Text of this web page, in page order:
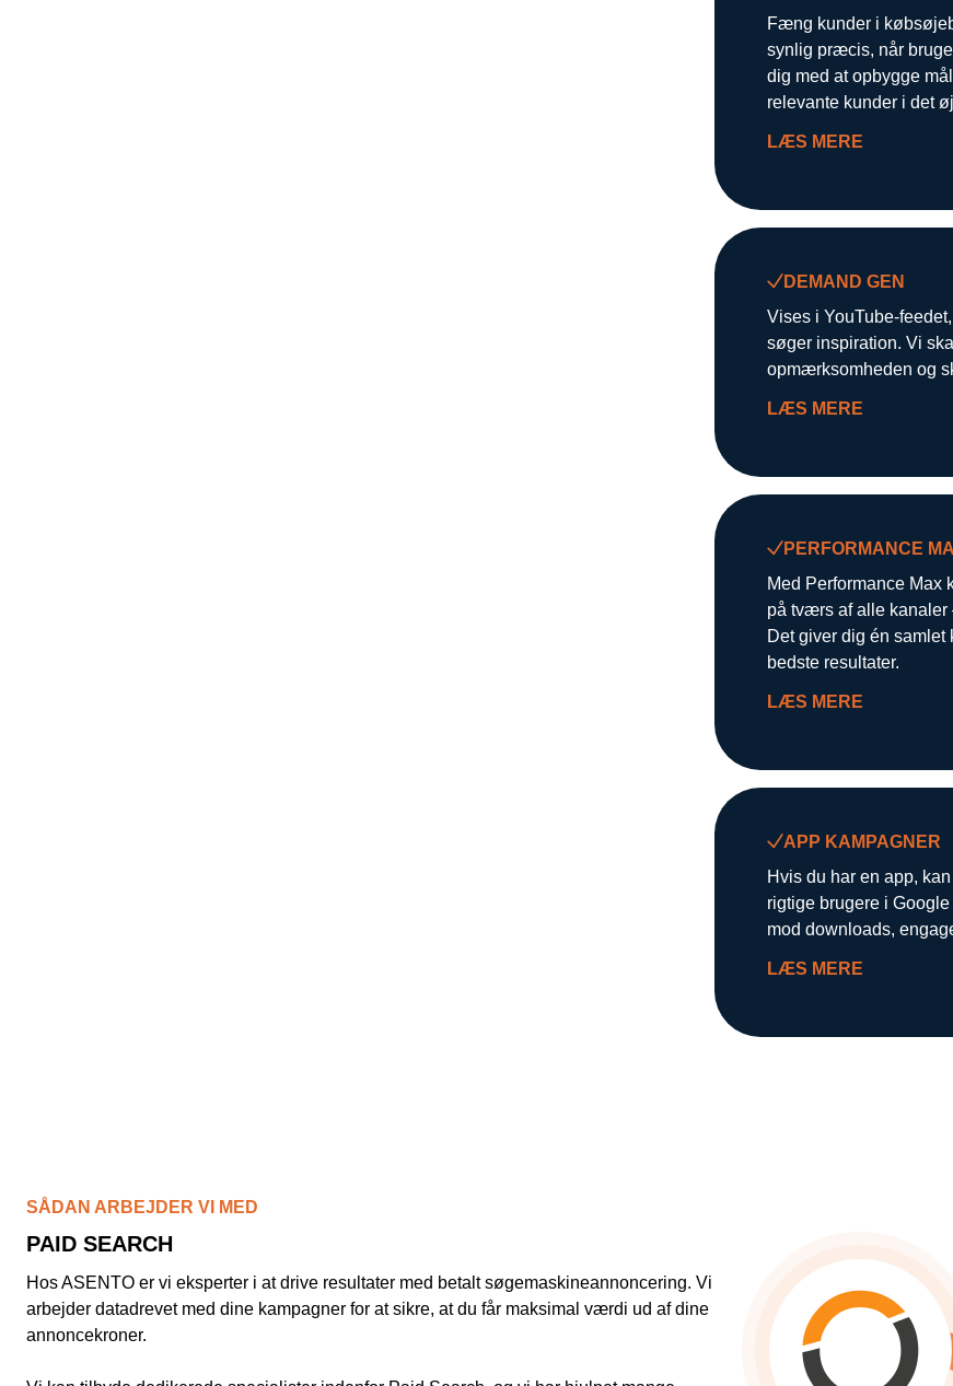
Fæng kunder i
synlig præcis, når
dig med at opbygge
relevante kunder i det
LÆS MERE
DEMAND GEN
Vises i YouTube-
søger inspiration. Vi
opmærksomheden og
LÆS MERE
PERFORMANCE
Med Performance Max
på tværs af alle kanaler
Det giver dig én samlet
bedste resultater.
LÆS MERE
APP KAMPAGNER
Hvis du har en app,
rigtige brugere i
mod downloads,
LÆS MERE
SÅDAN ARBEJDER VI MED
PAID SEARCH
Hos ASENTO er vi eksperter i at drive resultater med betalt søgemaskineannoncering. Vi
arbejder datadrevet med dine kampagner for at sikre, at du får maksimal værdi ud af dine
annoncekroner.